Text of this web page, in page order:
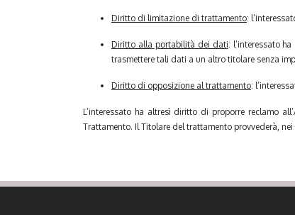
Diritto di limitazione di trattamento:
Diritto alla portabilità dei dati: l’interessato
trasmettere tali dati a un altro titolare senza
Diritto di opposizione al trattamento:
L’interessato ha altresì diritto di proporre reclamo
Trattamento. Il Titolare del trattamento provvederà,